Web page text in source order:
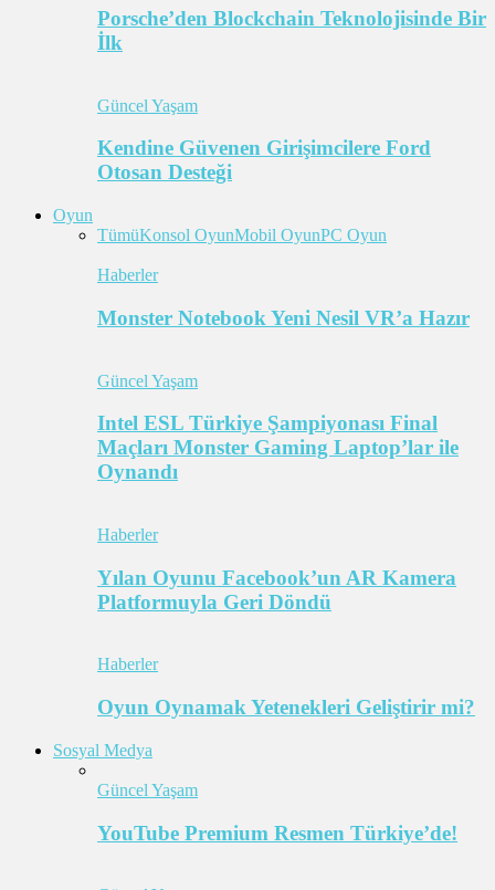
Porsche’den Blockchain Teknolojisinde Bir
İlk
Güncel Yaşam
Kendine Güvenen Girişimcilere Ford
Otosan Desteği
Oyun
TümüKonsol OyunMobil OyunPC Oyun
Haberler
Monster Notebook Yeni Nesil VR’a Hazır
Güncel Yaşam
Intel ESL Türkiye Şampiyonası Final
Maçları Monster Gaming Laptop’lar ile
Oynandı
Haberler
Yılan Oyunu Facebook’un AR Kamera
Platformuyla Geri Döndü
Haberler
Oyun Oynamak Yetenekleri Geliştirir mi?
Sosyal Medya
Güncel Yaşam
YouTube Premium Resmen Türkiye’de!